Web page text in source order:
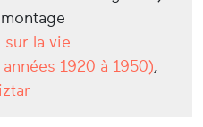
sur la vie
1920 à 1950),